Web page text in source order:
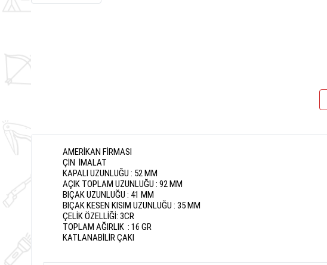
AMERİKAN FİRMASI
ÇİN İMALAT
KAPALI UZUNLUĞU : 52 MM
AÇIK TOPLAM UZUNLUĞU : 92 MM
BIÇAK UZUNLUĞU : 41 MM
BIÇAK KESEN KISIM UZUNLUĞU : 35 MM
ÇELİK ÖZELLİĞİ: 3CR
TOPLAM AĞIRLIK : 16 GR
KATLANABİLİR ÇAKI